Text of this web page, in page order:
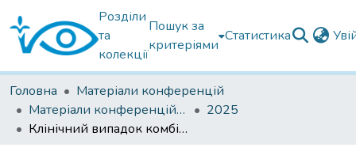
Розділи
та
колекції
Пошук за
критеріями
Статистика
Головна
Матеріали конференцій
Матеріали конференцій інших установ
2025
Клінічний випадок комбінованого лазерного лікування новоутворення райдужної оболонки